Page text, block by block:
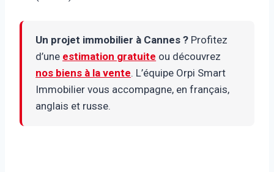
Un projet immobilier à Cannes ? Profitez
d’une estimation gratuite ou découvrez
nos biens à la vente. L’équipe Orpi Smart
Immobilier vous accompagne, en français,
anglais et russe.